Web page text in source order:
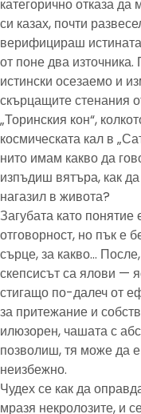
категорично отказа
си казах, почти
верифицираш
от поне два
истински осезаемо и
скърцащите стенания
„Торинския кон“,
космическата кал в
нито имам какво да
изпъдиш вятъра, как
нагазил в живота?
Загубата като
отговорност, но пък е
сърце, за какво…
скепсисът са ялови —
стигащо по-далеч от
за притежание и
илюзорен, чашата с
позволиш, тя може да
неизбежно.
Чудех се как да
мразя некролозите, и